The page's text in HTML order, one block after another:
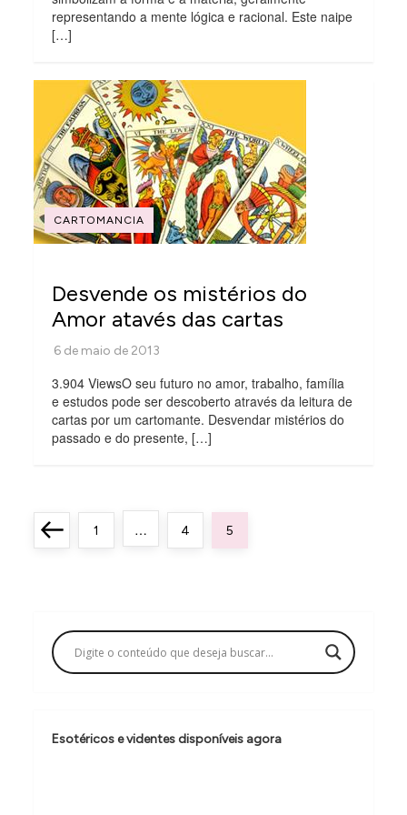
representando a mente lógica e racional. Este naipe
[…]
CARTOMANCIA
Desvende os mistérios do
Amor atavés das cartas
3.904 ViewsO seu futuro no amor, trabalho, família
e estudos pode ser descoberto através da leitura de
cartas por um cartomante. Desvendar mistérios do
passado e do presente, […]
P
a
PreviousPage
1 … Page
4 Page
5
Esotéricos e videntes disponíveis agora